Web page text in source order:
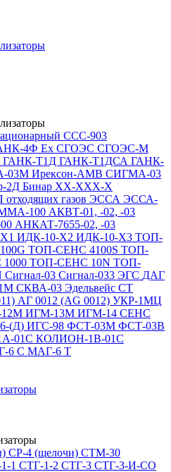
ССС-903
4Ф Ex СГОЭС СГОЭС-М
ГАНК-Т1Д ГАНК-Т1ДСА ГАНК-
03М Ирексон-АМВ СИГМА-03
2Д Бинар ХХ-ХХХ-Х
газов ЭССА ЭССА-
100 АКВТ-01, -02, -03
АНКАТ-7655-02, -03
ИДК-10-Х2 ИДК-10-Х3 ТОП-
ТОП-СЕНС 4100S ТОП-
ТОП-СЕНС 10N ТОП-
Сигнал-03 Сигнал-033 ЭГС ДАГ
СКВА-03 Эдельвейс СТ
АГ 0012 (AG 0012) УКР-1МЦ
ИГМ-13М ИГМ-14 СЕНС
(Д) ИГС-98 ФСТ-03М ФСТ-03В
01С КОЛИОН-1В-01С
6 С МАГ-6 Т
СР-4 (щелочи) СТМ-30
1 СТГ-1-2 СТГ-3 СТГ-3-И-CO